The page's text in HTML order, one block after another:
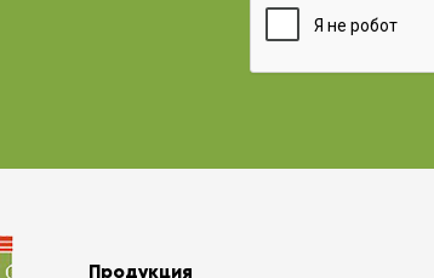
Продукция